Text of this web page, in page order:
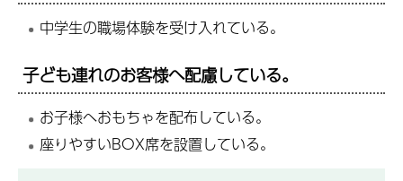
中学生の職場体験を受け入れている。
子ども連れのお客様へ配慮している。
お子様へおもちゃを配布している。
座りやすいBOX席を設置している。